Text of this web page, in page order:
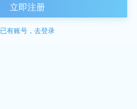
立即注册
已有账号，去登录